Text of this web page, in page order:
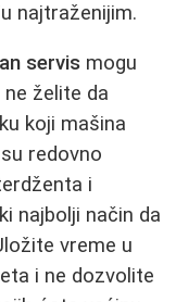
najtraženijim.
servis mogu
želite da
koji mašina
redovno
i
najbolji način da
vreme u
i ne dozvolite